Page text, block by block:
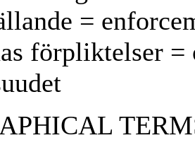
=
förpliktelser